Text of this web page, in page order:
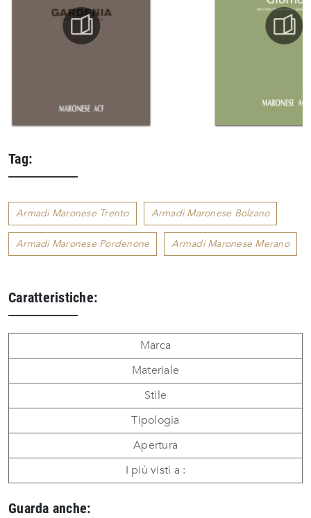
Tag:
Armadi Maronese Trento Armadi Maronese Bolzano
Armadi Maronese Pordenone Armadi Maronese Merano
Caratteristiche:
Marca
Materiale
Stile
Tipologia
Apertura
I più visti a :
Guarda anche: